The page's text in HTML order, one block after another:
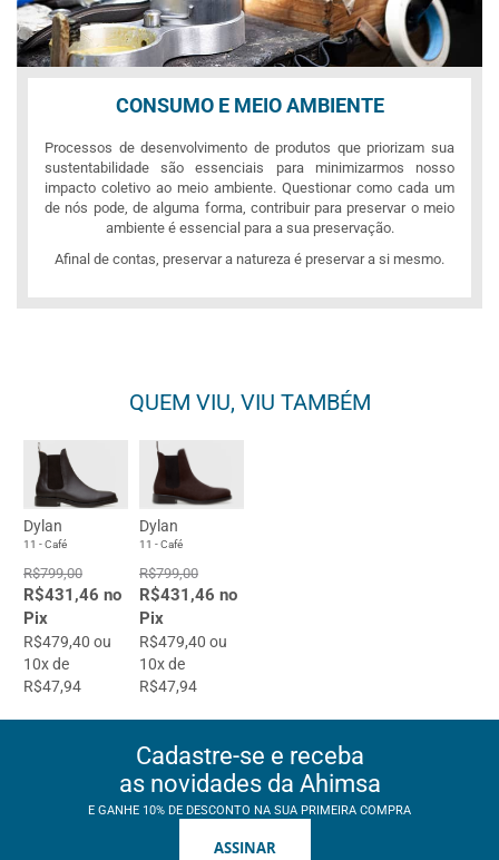
CONSUMO E MEIO AMBIENTE
Processos de desenvolvimento de produtos que priorizam sua
sustentabilidade são essenciais para minimizarmos nosso
impacto coletivo ao meio ambiente. Questionar como cada um
de nós pode, de alguma forma, contribuir para preservar o meio
ambiente é essencial para a sua preservação.
Afinal de contas, preservar a natureza é preservar a si mesmo.
QUEM VIU, VIU TAMBÉM
Dylan
11 - Café
R$799,00
R$431,46 no
Pix
R$479,40 ou
10x de
R$47,94
Dylan
11 - Café
R$799,00
R$431,46 no
Pix
R$479,40 ou
10x de
R$47,94
Cadastre-se e receba
as novidades da Ahimsa
E GANHE 10% DE DESCONTO NA SUA PRIMEIRA COMPRA
ASSINAR